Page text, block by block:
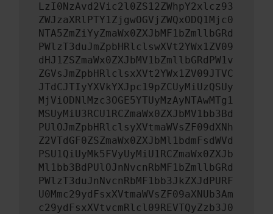
LzI0NzAvd2Vic2l0ZS12ZWhpY2xlcz93
ZWJzaXRlPTY1ZjgwOGVjZWQxODQ1Mjc0
NTA5ZmZiYyZmaWx0ZXJbMF1bZmllbGRd
PWlzT3duJmZpbHRlclswXVt2YWx1ZV09
dHJ1ZSZmaWx0ZXJbMV1bZmllbGRdPW1v
ZGVsJmZpbHRlclsxXVt2YWx1ZV09JTVC
JTdCJTIyYXVkYXJpc19pZCUyMiUzQSUy
MjViODNlMzc3OGE5YTUyMzAyNTAwMTg1
MSUyMiU3RCU1RCZmaWx0ZXJbMV1bb3Bd
PUlOJmZpbHRlclsyXVtmaWVsZF09dXNh
Z2VTdGF0ZSZmaWx0ZXJbMl1bdmFsdWVd
PSU1QiUyMk5FVyUyMiU1RCZmaWx0ZXJb
Ml1bb3BdPUlOJnNvcnRbMF1bZmllbGRd
PWlzT3duJnNvcnRbMF1bb3JkZXJdPURF
U0Mmc29ydFsxXVtmaWVsZF09aXNUb3Am
c29ydFsxXVtvcmRlcl09REVTQyZzb3J0